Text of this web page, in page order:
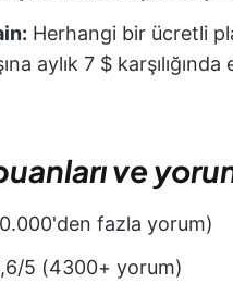
Herhangi bir ücretli
aylık 7 $ karşılığında
ve
fazla yorum)
5 (4300+ yorum)